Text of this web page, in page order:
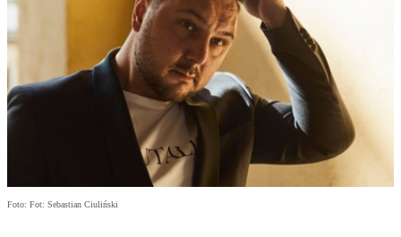
Foto: Fot: Sebastian Ciuliński